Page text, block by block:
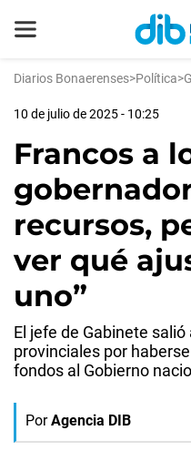
Diarios Bonaerenses>Política>
10 de julio de 2025 - 10:25
Francos a
recursos,
ver qué
uno”
El jefe de Gabinete
provinciales por
fondos al Gobierno
Por Agencia DIB